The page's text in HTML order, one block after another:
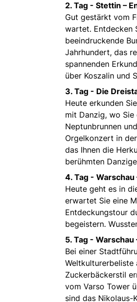
2. Tag - Stettin –
Gut gestärkt vom
wartet. Entdecken
beeindruckende
Jahrhundert, das
spannenden
über Koszalin und
3. Tag - Die
Heute erkunden
mit Danzig, wo Sie
Neptunbrunnen
Orgelkonzert in
das Ihnen die
berühmten
4. Tag - Warschau
Heute geht es in
erwartet Sie eine
Entdeckungstour
begeistern.
5. Tag - Warschau
Bei einer
Weltkulturerbeliste
Zuckerbäckerstil
vom Varso Tower
sind das Nikolaus-